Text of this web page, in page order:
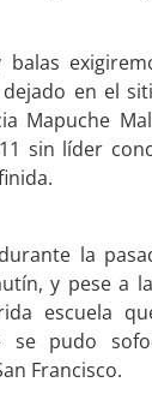
en el
Mapuche
sin líder
la
y pese a
escuela
se pudo
Francisco.